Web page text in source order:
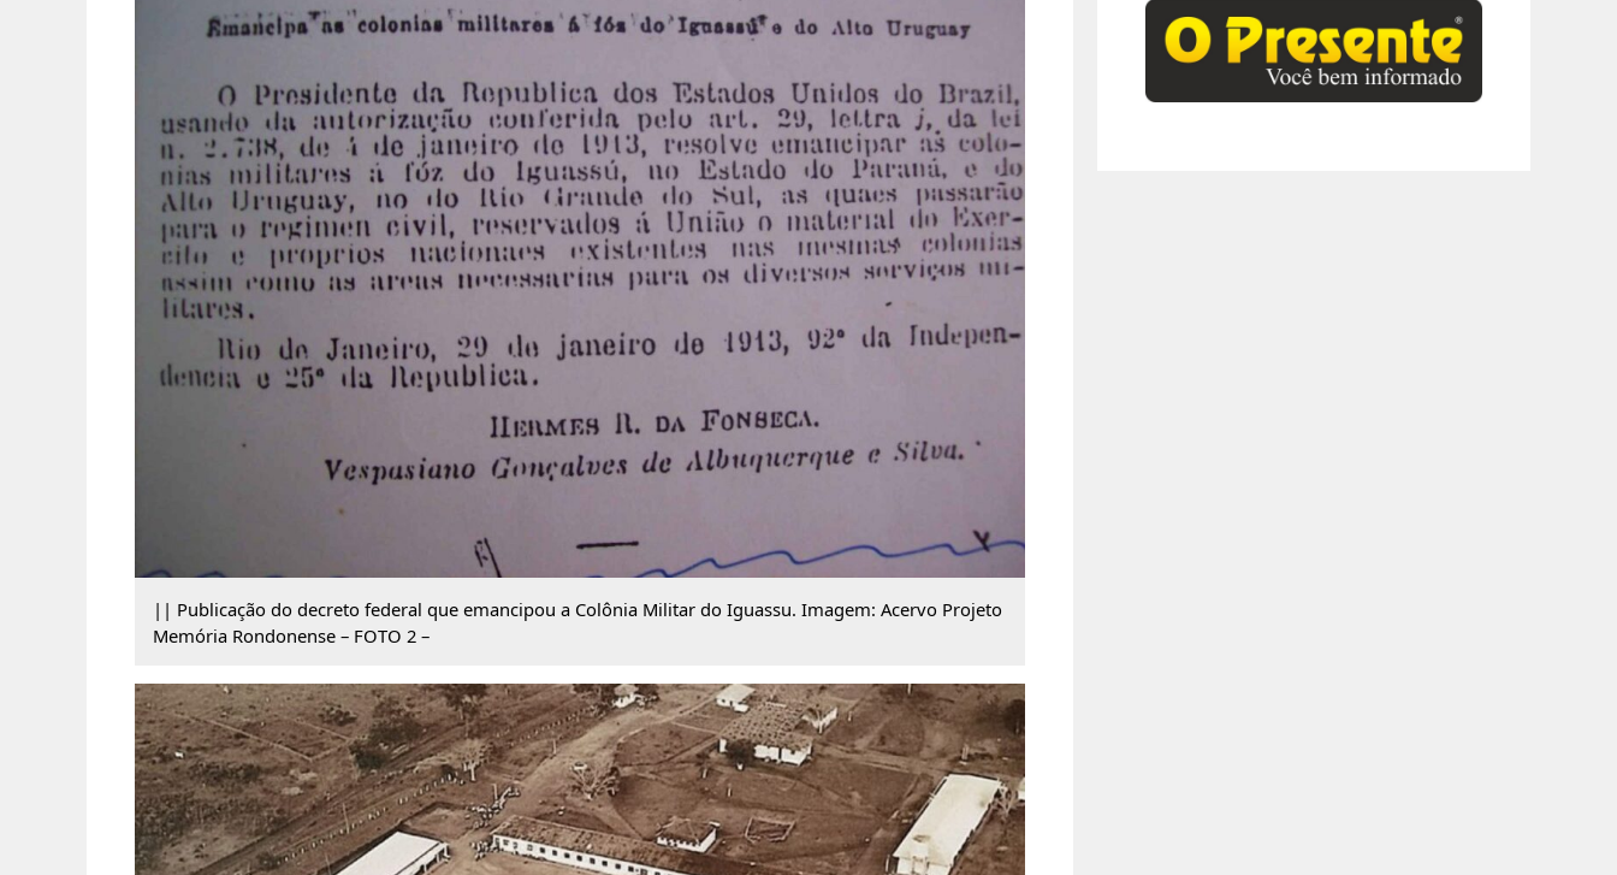
|| Publicação do decreto federal que emancipou a Colônia Militar do Iguassu. Imagem: Acervo Projeto
Memória Rondonense – FOTO 2 –